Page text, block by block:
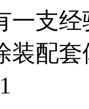
一支
装配